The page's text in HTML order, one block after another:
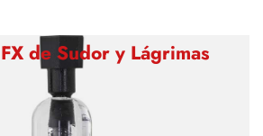
de Sudor y Lágrimas